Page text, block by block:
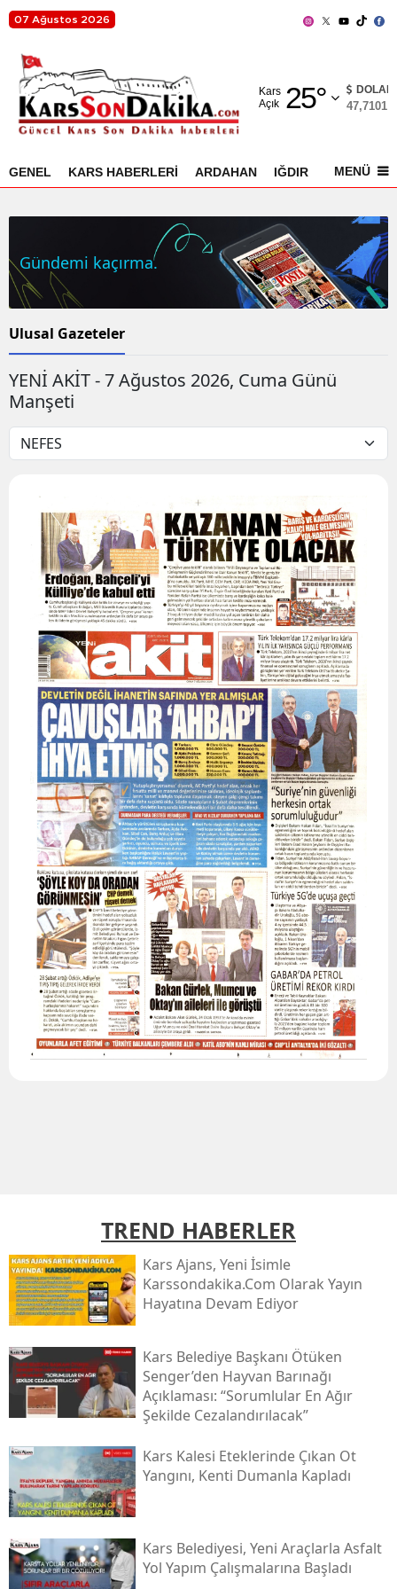
07 Ağustos 2026
Kars
Açık 25°
Adıyaman
Ağrı
Ankara
Antalya
Artvin
Balıkesir
Bolu
Burdur
Bursa
Çanakkale
Çankırı
Çorum
Denizli
Diyarbakır
Edirne
Elazığ
Erzincan
Erzurum
Eskişehir
Gaziantep
Giresun
İzmir
Kastamonu
Kayseri
Kırşehir
Konya
Kütahya
DOLAR
47,7101
GENEL KARS HABERLERİ ARDAHAN IĞDIR AKYAKA
MENÜ
Gündemi kaçırma.
Ulusal Gazeteler
YENİ AKİT - 7 Ağustos 2026, Cuma Günü
Manşeti
TREND HABERLER
Kars Ajans, Yeni İsimle
Karssondakika.com Olarak Yayın
Hayatına Devam Ediyor
Kars Belediye Başkanı Ötüken
Senger’den Hayvan Barınağı
Açıklaması: “sorumlular En Ağır
Şekilde Cezalandırılacak”
Kars Kalesi Eteklerinde Çıkan Ot
Yangını, Kenti Dumanla Kapladı
Kars Belediyesi, Yeni Araçlarla Asfalt
Yol Yapım Çalışmalarına Başladı